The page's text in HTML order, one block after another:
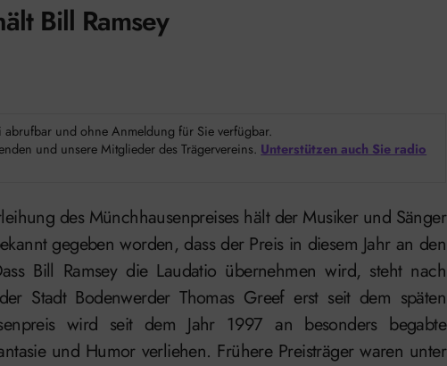
Bill Ramsey
abrufbar und ohne Anmeldung für Sie verfügbar.
und unsere Mitglieder des Trägervereins. Unterstützen auch Sie radio
gegeben worden, dass der Preis in diesem Jahr an den
Bill Ramsey die Laudatio übernehmen wird, steht nach
Stadt Bodenwerder Thomas Greef erst seit dem späten
wird seit dem Jahr 1997 an besonders begabte
und Humor verliehen. Frühere Preisträger waren unter